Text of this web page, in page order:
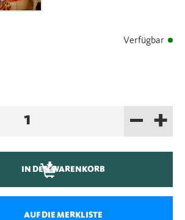
Verfügbar
+
–
IN DEN WARENKORB
AUF DIE MERKLISTE